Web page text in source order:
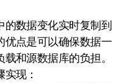
的数据变化实时复制到
优点是可以确保数据一
和源数据库的负担。
现：